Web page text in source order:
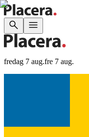
fredag 7 aug.fre 7 aug.